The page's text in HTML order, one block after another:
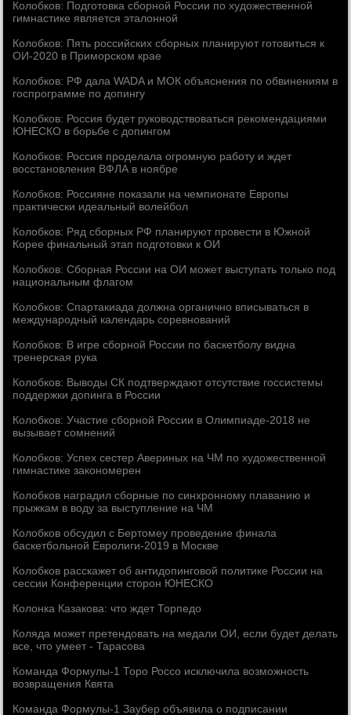
Колобков: Подготовка сборной России по художественной
гимнастике является эталонной
Колобков: Пять российских сборных планируют готовиться к
ОИ-2020 в Приморском крае
Колобков: РФ дала WADA и МОК объяснения по обвинениям в
госпрограмме по допингу
Колобков: Россия будет руководствоваться рекомендациями
ЮНЕСКО в борьбе с допингом
Колобков: Россия проделала огромную работу и ждет
восстановления ВФЛА в ноябре
Колобков: Россияне показали на чемпионате Европы
практически идеальный волейбол
Колобков: Ряд сборных РФ планируют провести в Южной
Корее финальный этап подготовки к ОИ
Колобков: Сборная России на ОИ может выступать только под
национальным флагом
Колобков: Спартакиада должна органично вписываться в
международный календарь соревнований
Колобков: В игре сборной России по баскетболу видна
тренерская рука
Колобков: Выводы СК подтверждают отсутствие госсистемы
поддержки допинга в России
Колобков: Участие сборной России в Олимпиаде-2018 не
вызывает сомнений
Колобков: Успех сестер Авериных на ЧМ по художественной
гимнастике закономерен
Колобков наградил сборные по синхронному плаванию и
прыжкам в воду за выступление на ЧМ
Колобков обсудил с Бертомеу проведение финала
баскетбольной Евролиги-2019 в Москве
Колобков расскажет об антидопинговой политике России на
сессии Конференции сторон ЮНЕСКО
Колонка Казакова: что ждет Торпедо
Коляда может претендовать на медали ОИ, если будет делать
все, что умеет - Тарасова
Команда Формулы-1 Торо Россо исключила возможность
возвращения Квята
Команда Формулы-1 Заубер объявила о подписании